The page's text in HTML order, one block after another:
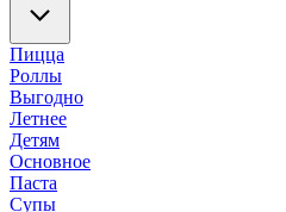
Пицца
Роллы
Выгодно
Летнее
Детям
Основное
Паста
Супы